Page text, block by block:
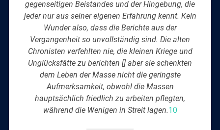
gegenseitigen Beistandes und der Hingebung, die
jeder nur aus seiner eigenen Erfahrung kennt. Kein
Wunder also, dass die Berichte aus der
Vergangenheit so unvollständig sind. Die alten
Chronisten verfehlten nie, die kleinen Kriege und
Unglücksfätte zu berichten [] aber sie schenkten
dem Leben der Masse nicht die geringste
Aufmerksamkeit, obwohl die Massen
hauptsächlich friedlich zu arbeiten pflegten,
während die Wenigen in Streit lagen.10